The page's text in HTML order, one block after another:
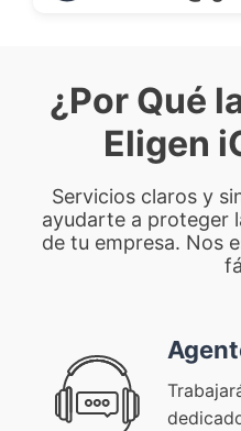
¿Por Qué
Eligen
Servicios claros y
ayudarte a proteger
de tu empresa. Nos